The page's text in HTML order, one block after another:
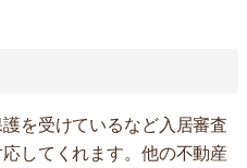
を受けているなど入居審査
してくれます。他の不動産